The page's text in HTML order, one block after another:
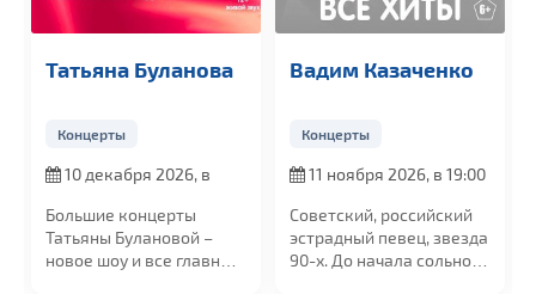
Татьяна Буланова
Концерты
10 декабря 2026, в
Большие концерты
Татьяны Булановой –
новое шоу и все главные
Вадим Казаченко
Концерты
11 ноября 2026, в 19:00
Советский, российский
эстрадный певец, звезда
90-х. До начала сольной